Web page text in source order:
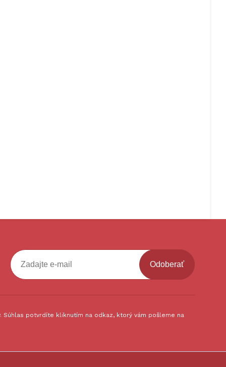
Odoberať
potvrdíte kliknutím na odkaz, ktorý vám pošleme na